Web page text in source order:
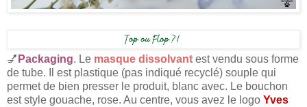
💅 Packaging. Le masque dissolvant est vendu sous forme
de tube. Il est plastique (pas indiqué recyclé) souple qui
permet de bien presser le produit, blanc avec. Le bouchon
est style gouache, rose. Au centre, vous avez le logo Yves